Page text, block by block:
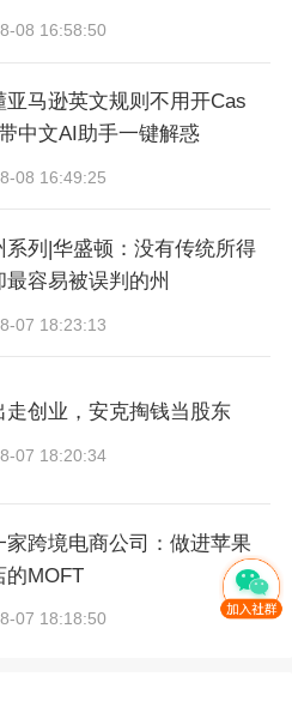
有两大显著痛点：对转
管控。因此合理的物流
快的搜索与收货体验至
将官方仓服务放在平
划里，以帮助卖家通过
现良性增长。
的主要作用如
08 16:58:50
亚马逊英文规则不用开Cas
中文AI助手一键解惑
08 16:49:25
系列|华盛顿：没有传统所得
最容易被误判的州
07 18:23:13
走创业，安克掏钱当股东
07 18:20:34
家跨境电商公司：做进苹果
的MOFT
07 18:18:50